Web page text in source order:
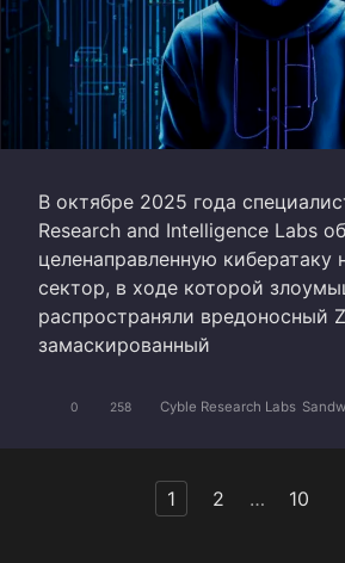
В октябре 2025 года
Research and Intelligence Labs
целенаправленную кибератаку
сектор, в ходе которой
распространяли вредоносный
замаскированный
0 258 Cyble Research Labs
1 2 … 10